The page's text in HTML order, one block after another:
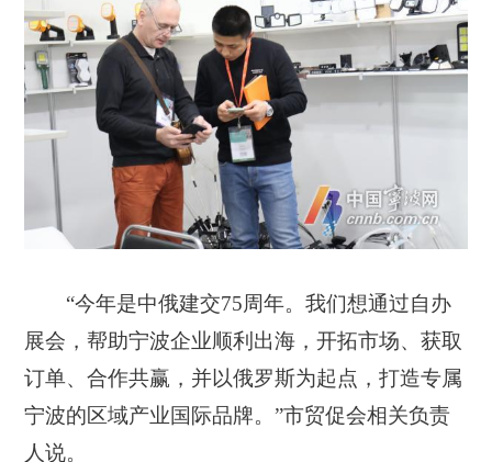
“今年是中俄建交75周年。我们想通过自办
展会，帮助宁波企业顺利出海，开拓市场、获取
订单、合作共赢，并以俄罗斯为起点，打造专属
宁波的区域产业国际品牌。”市贸促会相关负责
人说。